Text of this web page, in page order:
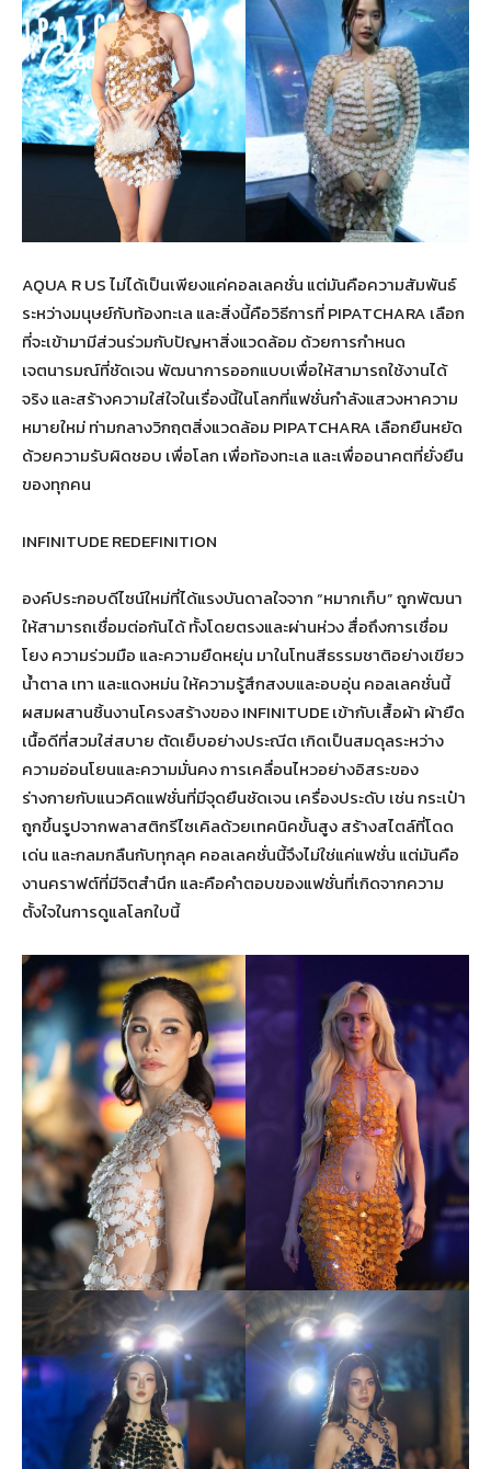
AQUA R US ไม่ได้เป็นเพียงแค่คอลเลคชั่น แต่มันคือความสัมพันธ์
ระหว่างมนุษย์กับท้องทะเล และสิ่งนี้คือวิธีการที่ PIPATCHARA เลือก
ที่จะเข้ามามีส่วนร่วมกับปัญหาสิ่งแวดล้อม ด้วยการกำหนด
เจตนารมณ์ที่ชัดเจน พัฒนาการออกแบบเพื่อให้สามารถใช้งานได้
จริง และสร้างความใส่ใจในเรื่องนี้ในโลกที่แฟชั่นกำลังแสวงหาความ
หมายใหม่ ท่ามกลางวิกฤตสิ่งแวดล้อม PIPATCHARA เลือกยืนหยัด
ด้วยความรับผิดชอบ เพื่อโลก เพื่อท้องทะเล และเพื่ออนาคตที่ยั่งยืน
ของทุกคน
INFINITUDE REDEFINITION
องค์ประกอบดีไซน์ใหม่ที่ได้แรงบันดาลใจจาก “หมากเก็บ” ถูกพัฒนา
ให้สามารถเชื่อมต่อกันได้ ทั้งโดยตรงและผ่านห่วง สื่อถึงการเชื่อม
โยง ความร่วมมือ และความยืดหยุ่น มาในโทนสีธรรมชาติอย่างเขียว
น้ำตาล เทา และแดงหม่น ให้ความรู้สึกสงบและอบอุ่น คอลเลคชั่นนี้
ผสมผสานชิ้นงานโครงสร้างของ INFINITUDE เข้ากับเสื้อผ้า ผ้ายืด
เนื้อดีที่สวมใส่สบาย ตัดเย็บอย่างประณีต เกิดเป็นสมดุลระหว่าง
ความอ่อนโยนและความมั่นคง การเคลื่อนไหวอย่างอิสระของ
ร่างกายกับแนวคิดแฟชั่นที่มีจุดยืนชัดเจน เครื่องประดับ เช่น กระเป๋า
ถูกขึ้นรูปจากพลาสติกรีไซเคิลด้วยเทคนิคขั้นสูง สร้างสไตล์ที่โดด
เด่น และกลมกลืนกับทุกลุค คอลเลคชั่นนี้จึงไม่ใช่แค่แฟชั่น แต่มันคือ
งานคราฟต์ที่มีจิตสำนึก และคือคำตอบของแฟชั่นที่เกิดจากความ
ตั้งใจในการดูแลโลกใบนี้